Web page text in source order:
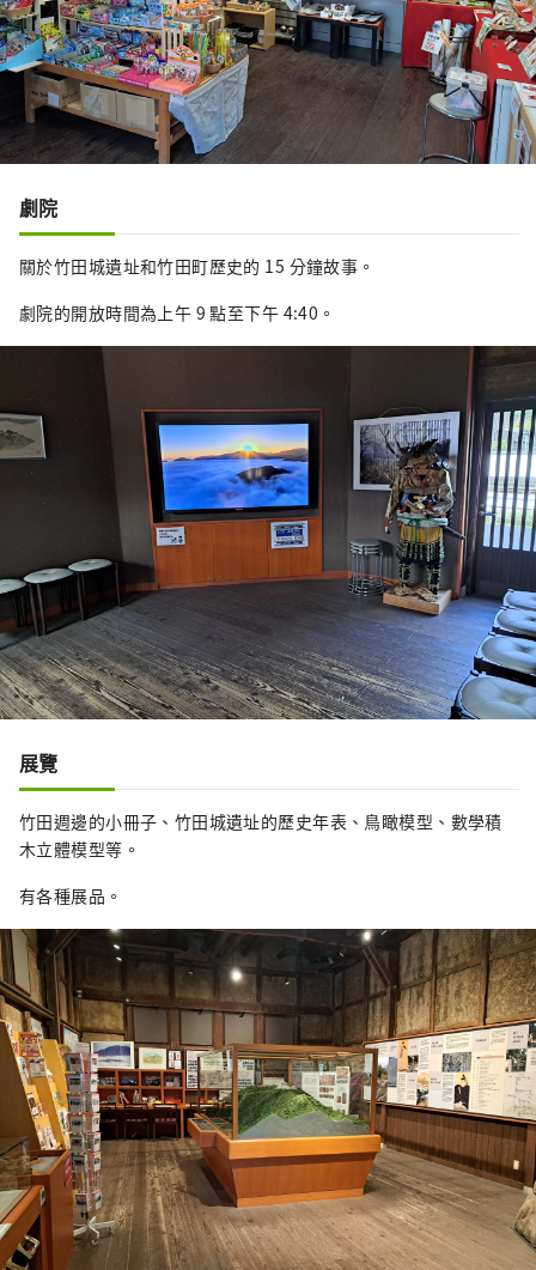
劇院
關於竹田城遺址和竹田町歷史的 15 分鐘故事。
劇院的開放時間為上午 9 點至下午 4:40。
展覽
竹田週邊的小冊子、竹田城遺址的歷史年表、鳥瞰模型、數學積
木立體模型等。
有各種展品。